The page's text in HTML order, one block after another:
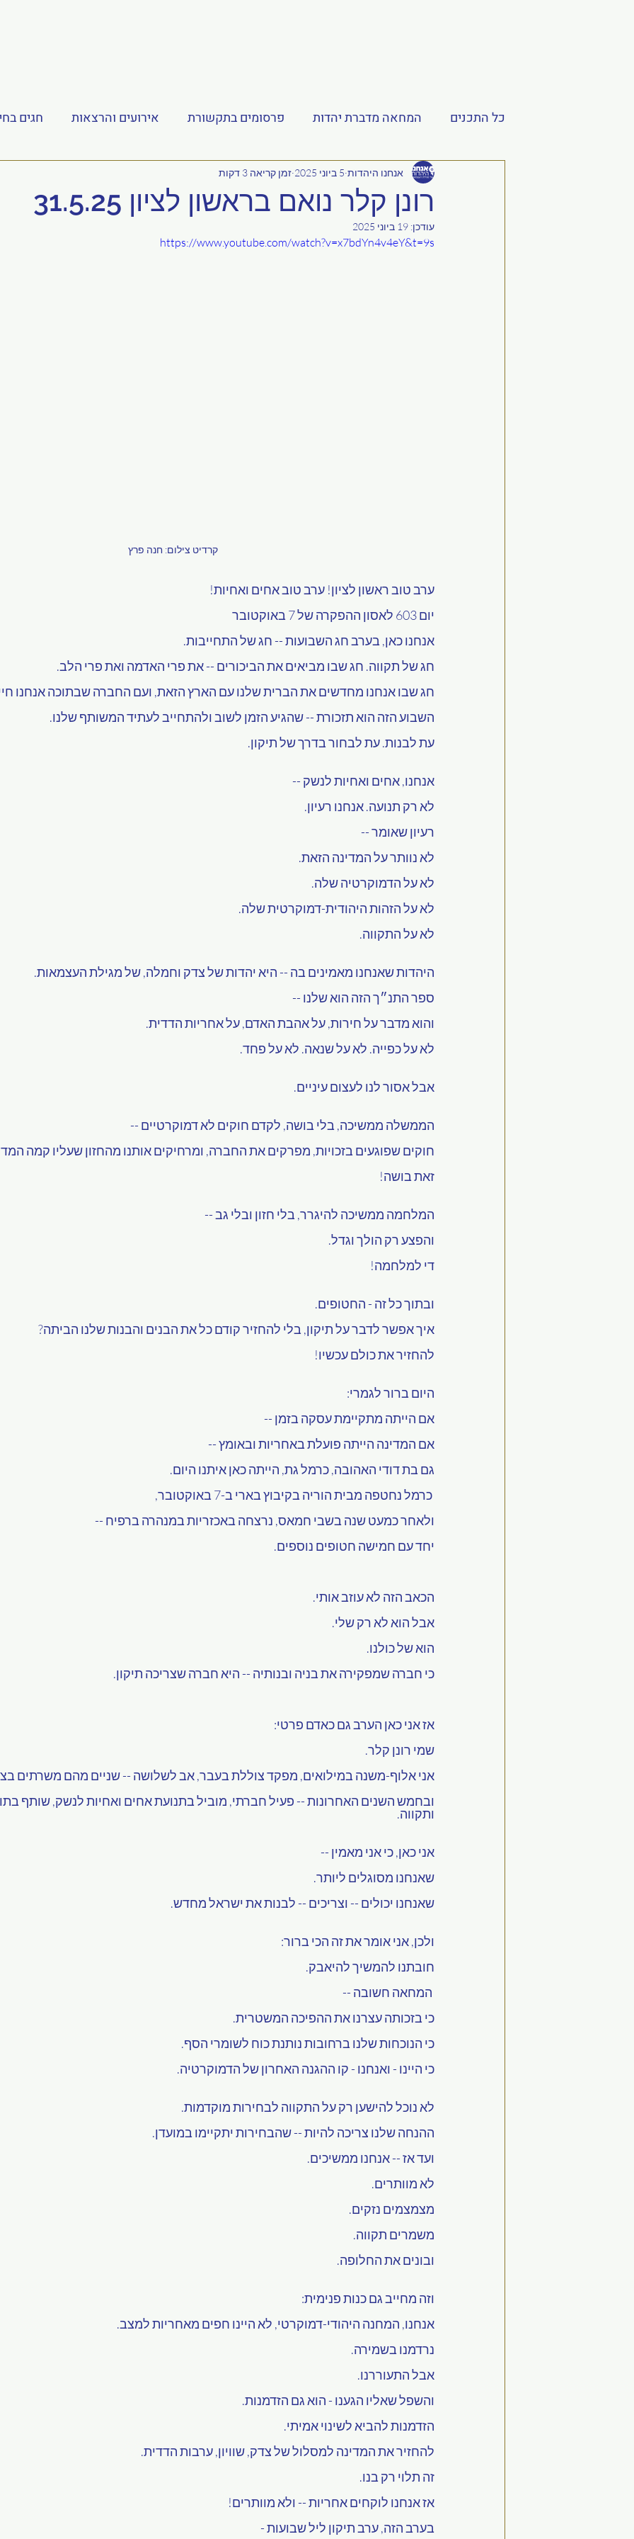
כל התכנים המחאה מדברת יהדות פרסומים בתקשורת אירועים והרצאות חגים
מאמרים - אנחנו היהדות חינוך - יהדות מגילת העצמאות
תנך העצמאות
רונן קלר נואם בראשון לציון 31.5.25
אנחנו היהדות 5 ביוני 2025 זמן קריאה 3 דקות
עודכן: 19 ביוני 2025
https://www.youtube.com/watch?v=x7bdYn4v4eY&t=9s
קרדיט צילום: חנה פרץ
ערב טוב ראשון לציון! ערב טוב אחים ואחיות!
יום 603 לאסון ההפקרה של 7 באוקטובר
אנחנו כאן, בערב חג השבועות -- חג של התחייבות.
חג של תקווה. חג שבו מביאים את הביכורים -- את פרי האדמה ואת פרי הלב.
חג שבו אנחנו מחדשים את הברית שלנו עם הארץ הזאת, ועם החברה שבתוכה אנחנו
השבוע הזה הוא תזכורת -- שהגיע הזמן לשוב ולהתחייב לעתיד המשותף שלנו.
עת לבנות. עת לבחור בדרך של תיקון.
אנחנו, אחים ואחיות לנשק --
לא רק תנועה. אנחנו רעיון.
רעיון שאומר --
לא נוותר על המדינה הזאת.
לא על הדמוקרטיה שלה.
לא על הזהות היהודית-דמוקרטית שלה.
לא על התקווה.
היהדות שאנחנו מאמינים בה -- היא יהדות של צדק וחמלה, של מגילת העצמאות.
ספר התנ״ך הזה הוא שלנו --
והוא מדבר על חירות, על אהבת האדם, על אחריות הדדית.
לא על כפייה. לא על שנאה. לא על פחד.
אבל אסור לנו לעצום עיניים.
הממשלה ממשיכה, בלי בושה, לקדם חוקים לא דמוקרטיים --
חוקים שפוגעים בזכויות, מפרקים את החברה, ומרחיקים אותנו מהחזון שעליו קמה
זאת בושה!
המלחמה ממשיכה להיגרר, בלי חזון ובלי גב --
והפצע רק הולך וגדל.
די למלחמה!
ובתוך כל זה - החטופים.
איך אפשר לדבר על תיקון, בלי להחזיר קודם כל את הבנים והבנות שלנו הביתה?
להחזיר את כולם עכשיו!
היום ברור לגמרי:
אם הייתה מתקיימת עסקה בזמן --
אם המדינה הייתה פועלת באחריות ובאומץ --
גם בת דודי האהובה, כרמל גת, הייתה כאן איתנו היום.
כרמל נחטפה מבית הוריה בקיבוץ בארי ב-7 באוקטובר,
ולאחר כמעט שנה בשבי חמאס, נרצחה באכזריות במנהרה ברפיח --
יחד עם חמישה חטופים נוספים.
הכאב הזה לא עוזב אותי.
אבל הוא לא רק שלי.
הוא של כולנו.
כי חברה שמפקירה את בניה ובנותיה -- היא חברה שצריכה תיקון.
אז אני כאן הערב גם כאדם פרטי:
שמי רונן קלר.
אני אלוף-משנה במילואים, מפקד צוללת בעבר, אב לשלושה -- שניים מהם משרתים
ובחמש השנים האחרונות -- פעיל חברתי, מוביל בתנועת אחים ואחיות לנשק, שותף
ותקווה.
אני כאן, כי אני מאמין --
שאנחנו מסוגלים ליותר.
שאנחנו יכולים -- וצריכים -- לבנות את ישראל מחדש.
ולכן, אני אומר את זה הכי ברור:
חובתנו להמשיך להיאבק.
המחאה חשובה --
כי בזכותה עצרנו את ההפיכה המשטרית.
כי הנוכחות שלנו ברחובות נותנת כוח לשומרי הסף.
כי היינו - ואנחנו - קו ההגנה האחרון של הדמוקרטיה.
לא נוכל להישען רק על התקווה לבחירות מוקדמות.
ההנחה שלנו צריכה להיות -- שהבחירות יתקיימו במועדן.
ועד אז -- אנחנו ממשיכים.
לא מוותרים.
מצמצמים נזקים.
משמרים תקווה.
ובונים את החלופה.
וזה מחייב גם כנות פנימית:
אנחנו, המחנה היהודי-דמוקרטי, לא היינו חפים מאחריות למצב.
נרדמנו בשמירה.
אבל התעוררנו.
והשפל שאליו הגענו - הוא גם הזדמנות.
הזדמנות להביא לשינוי אמיתי.
להחזיר את המדינה למסלול של צדק, שוויון, ערבות הדדית.
זה תלוי רק בנו.
אז אנחנו לוקחים אחריות -- ולא מוותרים!
בערב הזה, ערב תיקון ליל שבועות -